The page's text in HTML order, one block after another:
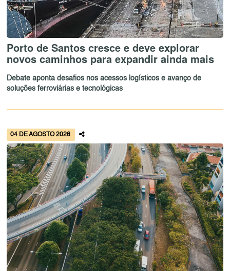
Porto de Santos cresce e deve explorar
novos caminhos para expandir ainda mais
Debate aponta desafios nos acessos logísticos e avanço de
soluções ferroviárias e tecnológicas
04 DE AGOSTO 2026